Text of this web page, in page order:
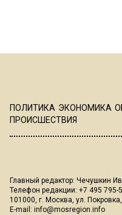
ПОЛИТИКА ЭКОНОМИКА
ПРОИСШЕСТВИЯ
Главный редактор: Чечушкин
Телефон редакции: +7 495 795-
101000, г. Москва, ул.
E-mail: info@mosregion.info